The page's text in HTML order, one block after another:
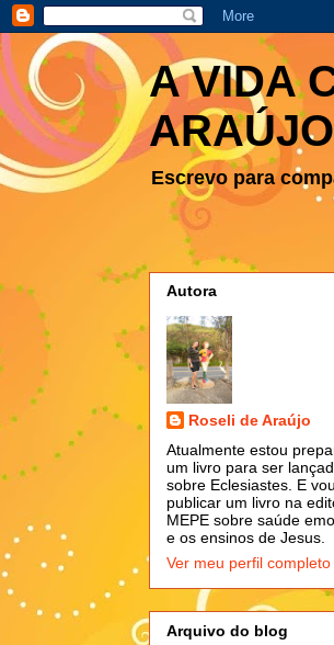
A VIDA
ARAÚJO
Escrevo para
Autora
Roseli de Araújo
Atualmente estou
um livro para ser
sobre Eclesiastes. E vou
publicar um livro na
MEPE sobre saúde
e os ensinos de Jesus.
Ver meu perfil completo
Arquivo do blog